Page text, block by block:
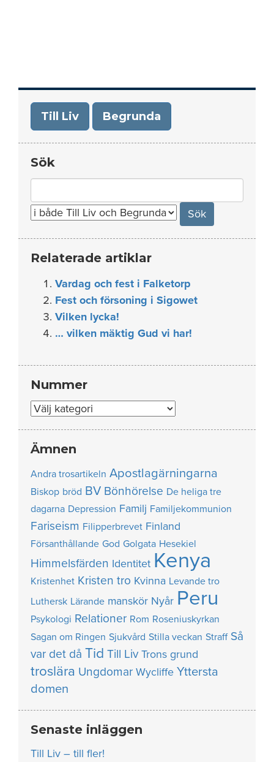
Till Liv Begrunda
Sök
for:
Relaterade artiklar
Vardag och fest i Falketorp
Fest och försoning i Sigowet
Vilken lycka!
… vilken mäktig Gud vi har!
Nummer
Nummer
Ämnen
Andra trosartikeln Apostlagärningarna
Biskop bröd BV Bönhörelse De heliga tre
dagarna Depression Familj Familjekommunion
Fariseism Filipperbrevet Finland
Försanthållande God Golgata Hesekiel
Himmelsfärden Identitet Kenya
Kristenhet Kristen tro Kvinna Levande tro
Luthersk Lärande manskör Nyår Peru
Psykologi Relationer Rom Roseniuskyrkan
Sagan om Ringen Sjukvård Stilla veckan Straff Så
var det då Tid Till Liv Trons grund
troslära Ungdomar Wycliffe Yttersta
domen
Senaste inläggen
Till Liv – till fler!